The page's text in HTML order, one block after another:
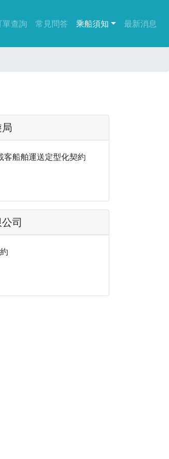
單查詢 常見問答 乘船須知 (current)
最新消息
客船舶運送定型化契約
司